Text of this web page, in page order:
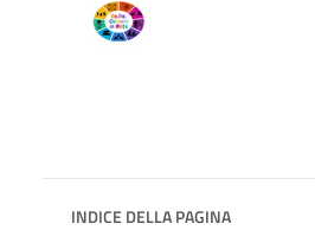
INDICE DELLA PAGINA